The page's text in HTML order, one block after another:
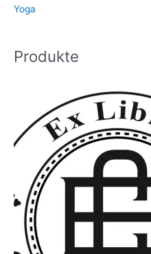
Yoga
Produkte